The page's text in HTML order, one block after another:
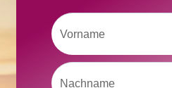
Vorname
Nachname